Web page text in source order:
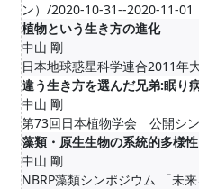
ン）/2020-10-31--2020-11-01
植物という生き方の進化
中山 剛
日本地球惑星科学連合2011年
違う生き方を選んだ兄弟:眠り
中山 剛
第73回日本植物学会 公開シ
藻類・原生生物の系統的多様性
中山 剛
NBRP藻類シンポジウム 「